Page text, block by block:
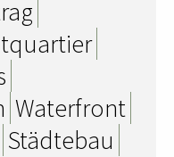
Waterfront
Städtebau